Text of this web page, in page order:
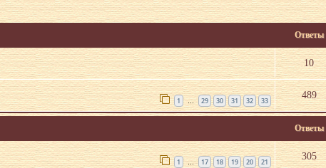
Ответы
10
1 … 29 30 31 32 33
489
Ответы
1 … 17 18 19 20 21
305